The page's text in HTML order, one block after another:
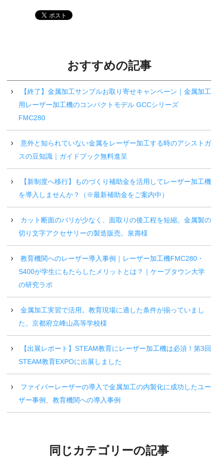
おすすめの記事
【終了】金属加工サンプルお取り寄せキャンペーン｜金属加工
用レーザー加工機のコンパクトモデル GCCシリーズ
FMC280
意外と知られていない金属をレーザー加工する時のアシストガ
スの豆知識｜ガイドブック無料進呈
【新制度へ移行】ものづくり補助金を活用してレーザー加工機
を導入しませんか？（※最新補助金をご案内中）
カット断面のバリが少なく、面取りの後工程を短縮。金属製の
切り文字アクセサリーの製造販売。泉壽様
教育機関へのレーザー導入事例｜レーザー加工機FMC280・
S400が学生にもたらしたメリットとは？｜ケープタウン大学
の研究ラボ
金属加工実習で活用。教育現場に適した条件が揃っていまし
た。京都府立峰山高等学校様
【出展レポート】STEAM教育にレーザー加工機は必須！第3回
STEAM教育EXPOに出展しました
ファイバーレーザーの導入で金属加工の内製化に成功したユー
ザー事例、教育機関への導入事例
同じカテゴリーの記事